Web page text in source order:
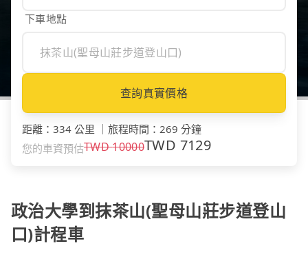
下車地點
查詢真實價格
距離 ： 334 公里 旅程時間 ： 269 分鐘
您的車資預估TWD10000TWD 7129
政治大學到抹茶山(聖母山莊步道登山
口)計程車